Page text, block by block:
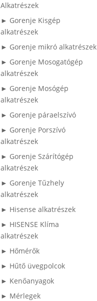
Alkatrészek
► Gorenje Kisgép
alkatrészek
► Gorenje mikró alkatrészek
► Gorenje Mosogatógép
alkatrészek
► Gorenje Mosógép
alkatrészek
► Gorenje páraelszívó
► Gorenje Porszívó
alkatrészek
► Gorenje Szárítógép
alkatrészek
► Gorenje Tűzhely
alkatrészek
► Hisense alkatrészek
► HISENSE Klíma
alkatrészek
► Hőmérők
► Hűtő üvegpolcok
► Kenőanyagok
► Mérlegek